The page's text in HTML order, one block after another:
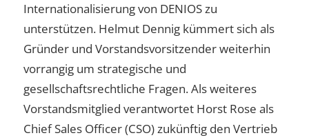
Internationalisierung von DENIOS zu
unterstützen. Helmut Dennig kümmert sich als
Gründer und Vorstandsvorsitzender weiterhin
vorrangig um strategische und
gesellschaftsrechtliche Fragen. Als weiteres
Vorstandsmitglied verantwortet Horst Rose als
Chief Sales Officer (CSO) zukünftig den Vertrieb